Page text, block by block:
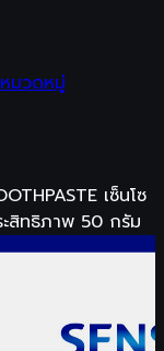
หมวดหมู่
เซ็นโซ
สิทธิภาพ 50 กรัม